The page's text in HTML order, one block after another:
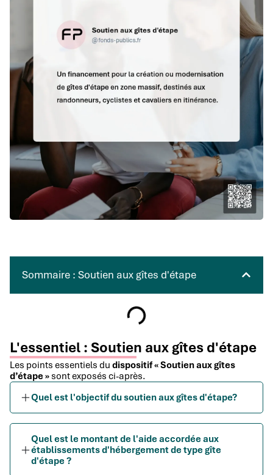
Sommaire : Soutien aux gîtes d'étape
L'essentiel : Soutien aux gîtes d'étape
Les points essentiels du dispositif « Soutien aux gîtes
d’étape » sont exposés ci-après.
Quel est l'objectif du soutien aux gîtes d'étape?
Quel est le montant de l'aide accordée aux
établissements d'hébergement de type gîte
d'étape ?